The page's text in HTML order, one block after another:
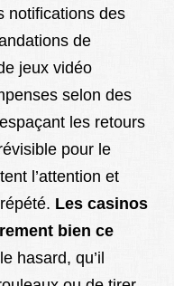
notifications des
de
jeux vidéo
selon des
les retours
pour le
l’attention et
Les casinos
bien ce
hasard, qu’il